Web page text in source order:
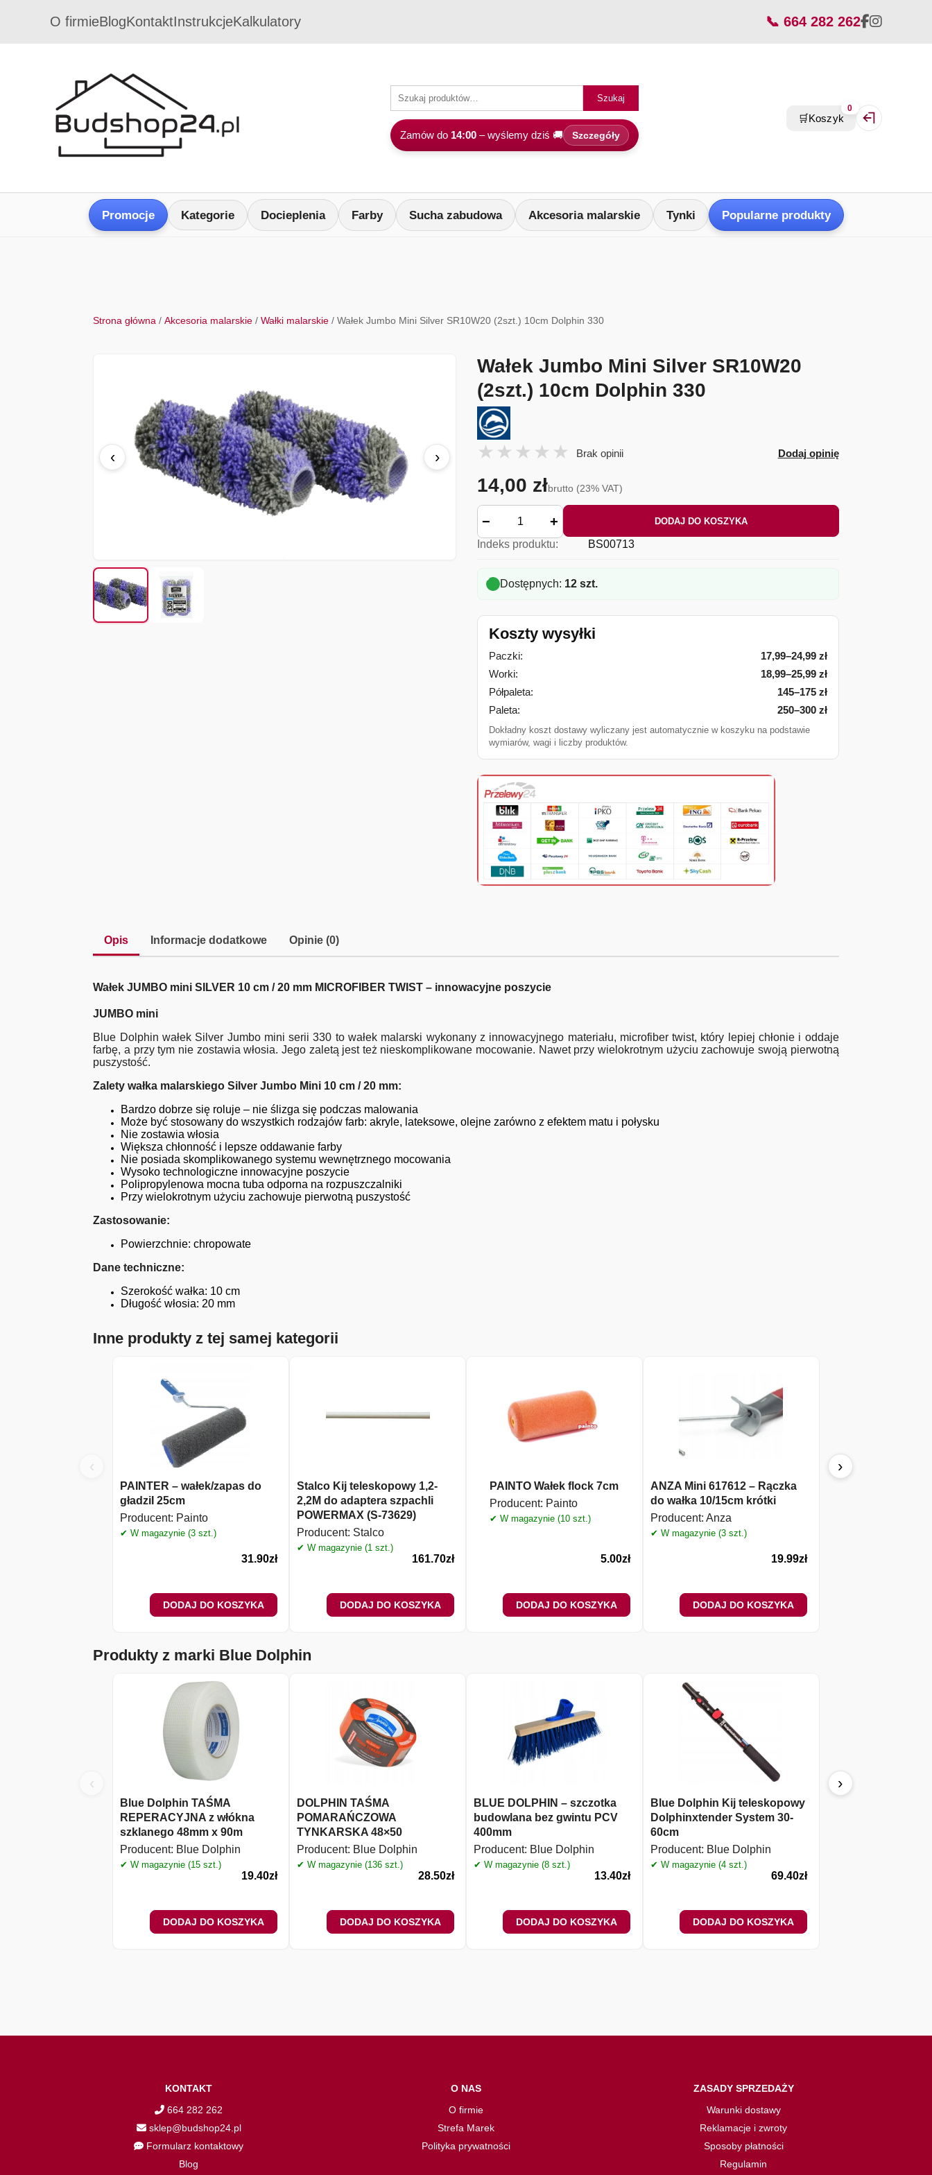
O firmieBlogKontaktInstrukcjeKalkulatory 📞 664 282 262
Szukaj
Zamów do 14:00– wyślemy dziś 🚚 Szczegóły
🛒Koszyk
0
Zaloguj się /
Promocje Kategorie Docieplenia Farby Sucha zabudowa Akcesoria malarskie Tynki Popularne produkty
Strona główna /Akcesoria malarskie /Wałki malarskie / Wałek Jumbo Mini Silver SR10W20 (2szt.) 10cm Dolphin 330
‹ ›
Wałek Jumbo Mini Silver SR10W20
(2szt.) 10cm Dolphin 330
Brak opinii Dodaj opinię
14,00 złbrutto (23% VAT)
− + DODAJ DO KOSZYKA
Indeks produktu: BS00713
Dostępnych: 12 szt.
Koszty wysyłki
Paczki:
17,99–24,99 zł
Worki:
18,99–25,99 zł
Półpaleta:
145–175 zł
Paleta:
250–300 zł
Dokładny koszt dostawy wyliczany jest automatycznie w koszyku na podstawie
wymiarów, wagi i liczby produktów.
Opis Informacje dodatkowe Opinie (0)
Wałek JUMBO mini SILVER 10 cm / 20 mm MICROFIBER TWIST – innowacyjne poszycie
JUMBO mini
Blue Dolphin wałek Silver Jumbo mini serii 330 to wałek malarski wykonany z innowacyjnego materiału, microfiber twist, który lepiej chłonie i oddaje
farbę, a przy tym nie zostawia włosia. Jego zaletą jest też nieskomplikowane mocowanie. Nawet przy wielokrotnym użyciu zachowuje swoją pierwotną
puszystość.
Zalety wałka malarskiego Silver Jumbo Mini 10 cm / 20 mm:
Bardzo dobrze się roluje – nie ślizga się podczas malowania
Może być stosowany do wszystkich rodzajów farb: akryle, lateksowe, olejne zarówno z efektem matu i połysku
Nie zostawia włosia
Większa chłonność i lepsze oddawanie farby
Nie posiada skomplikowanego systemu wewnętrznego mocowania
Wysoko technologiczne innowacyjne poszycie
Polipropylenowa mocna tuba odporna na rozpuszczalniki
Przy wielokrotnym użyciu zachowuje pierwotną puszystość
Zastosowanie:
Powierzchnie: chropowate
Dane techniczne:
Szerokość wałka: 10 cm
Długość włosia: 20 mm
Inne produkty z tej samej kategorii
‹
PAINTER – wałek/zapas do
gładziI 25cm
Producent: Painto
✔ W magazynie (3 szt.)
31.90zł
DODAJ DO KOSZYKA
Stalco Kij teleskopowy 1,2-
2,2M do adaptera szpachli
POWERMAX (S-73629)
Producent: Stalco
✔ W magazynie (1 szt.)
161.70zł
DODAJ DO KOSZYKA
PAINTO Wałek flock 7cm
Producent: Painto
✔ W magazynie (10 szt.)
5.00zł
DODAJ DO KOSZYKA
ANZA Mini 617612 – Rączka
do wałka 10/15cm krótki
Producent: Anza
✔ W magazynie (3 szt.)
19.99zł
DODAJ DO KOSZYKA
›
Produkty z marki Blue Dolphin
‹
Blue Dolphin TAŚMA
REPERACYJNA z włókna
szklanego 48mm x 90m
Producent: Blue Dolphin
✔ W magazynie (15 szt.)
19.40zł
DODAJ DO KOSZYKA
DOLPHIN TAŚMA
POMARAŃCZOWA
TYNKARSKA 48×50
Producent: Blue Dolphin
✔ W magazynie (136 szt.)
28.50zł
DODAJ DO KOSZYKA
BLUE DOLPHIN – szczotka
budowlana bez gwintu PCV
400mm
Producent: Blue Dolphin
✔ W magazynie (8 szt.)
13.40zł
DODAJ DO KOSZYKA
Blue Dolphin Kij teleskopowy
Dolphinxtender System 30-
60cm
Producent: Blue Dolphin
✔ W magazynie (4 szt.)
69.40zł
DODAJ DO KOSZYKA
›
KONTAKT
664 282 262
sklep@budshop24.pl
Formularz kontaktowy
Blog
O NAS
O firmie
Strefa Marek
Polityka prywatności
ZASADY SPRZEDAŻY
Warunki dostawy
Reklamacje i zwroty
Sposoby płatności
Regulamin